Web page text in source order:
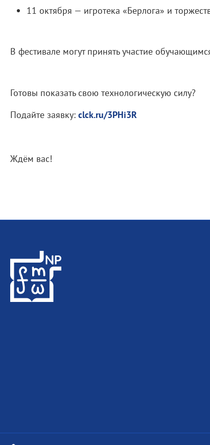
11 октября — игротека «Берлога» и
В фестивале могут принять участие
Готовы показать свою технологическую силу?
Подайте заявку: clck.ru/3PHi3R
Ждём вас!